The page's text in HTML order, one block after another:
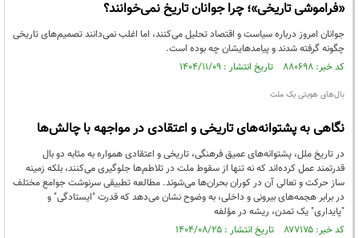
«فراموشی تاریخی»؛ چرا جوانان تاریخ نمی‌خوانند؟
جوانان امروز درباره سیاست و اقتصاد تحلیل می‌کنند، اما اغلب نمی‌دانند تصمیم‌های تاریخی
چگونه گرفته شدند و پیامدهایشان چه بوده است.
کد خبر: ۸۸۰۶۹۸ تاریخ انتشار : ۱۴۰۴/۱۱/۰۹
بال‌های هویتی یک ملت
نگاهی به پشتوانه‌های تاریخی و اعتقادی در مواجهه با چالش‌ها
در تاریخ ملل، پشتوانه‌های عمیق فرهنگی، تاریخی و اعتقادی همواره به مثابه دو بال
قدرتمند عمل کرده‌اند که نه تنها از سقوط ملت در تلاطم‌ها جلوگیری می‌کنند، بلکه زمینه
ساز حرکت و تعالی آن در کوران بحران‌ها می‌شوند. مطالعه تطبیقی سرنوشت جوامع مختلف
در برابر هجمه‌های بیرونی و داخلی، به وضوح نشان می‌دهد که قدرت "ایستادگی" و
"پایداری" یک تمدن، ریشه در مؤلفه
کد خبر: ۸۷۷۱۷۵ تاریخ انتشار : ۱۴۰۴/۰۸/۲۵